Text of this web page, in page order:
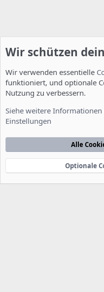
Startseite
e
Community platform by XenForo® ©
xenDach©2010-2014
Wir schützen
Wir verwenden essentielle
funktioniert, und optionale
Nutzung zu verbessern.
Siehe weitere
Einstellungen
Alle
Optionale